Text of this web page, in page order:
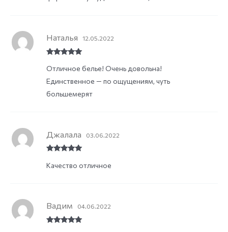
of 5
Наталья 12.05.2022
Отличное белье! Очень довольна!
Единственное — по ощущениям, чуть
большемерят
of 5
Джалала 03.06.2022
Качество отличное
Вадим 04.06.2022